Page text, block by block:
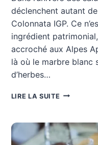
déclenchent autant
Colonnata IGP. Ce
ingrédient
accroché aux Alpes
là où le marbre blanc
d’herbes…
LIRE LA SUITE LE
IGP